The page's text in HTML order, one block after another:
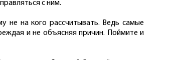
с ним.
не на кого рассчитывать. Ведь самые
и не объясняя причин. Поймите и